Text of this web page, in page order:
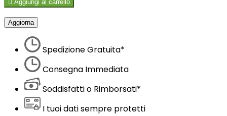
 Aggiungi al carrello
Spedizione Gratuita*
Consegna Immediata
Soddisfatti o Rimborsati*
I tuoi dati sempre protetti